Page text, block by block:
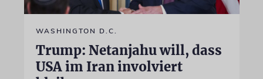
WASHINGTON D.C.
Trump: Netanjahu will, dass
USA im Iran involviert